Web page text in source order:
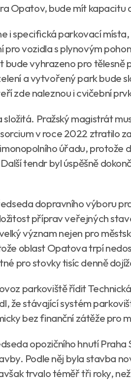
Opatov, bude mít kapacitu
i specifická parkovací
pro vozidla s plynovým
bude vyhrazeno pro
a vytvořený park bude
zde naleznou i cvičební
Pražský magistrát
v roce 2022 ztratilo
úřadu, protože
tendr byl úspěšně
dopravního výboru
příprav veřejných
význam nejen pro
oblast Opatova trpí
pro stovky tisíc denně
parkoviště řídit
že stávající systém
bez finanční zátěže pro
opozičního hnutí
Podle něj byla stavba
trvalo téměř tři roky,